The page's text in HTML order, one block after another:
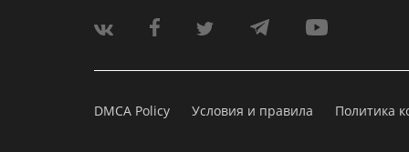
DMCA Policy Условия и правила Политика